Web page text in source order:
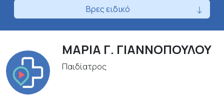
Βρες ειδικό
ΜΑΡΙΑ Γ. ΓΙΑΝΝΟΠΟΥΛΟΥ
Παιδίατρος